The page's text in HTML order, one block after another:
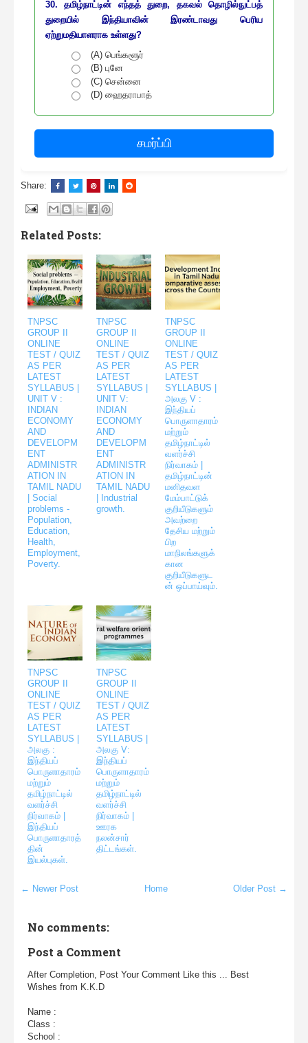
30. தமிழ்நாட்டின் எந்தத் துறை, தகவல் தொழில்நுட்பத்
துறையில் இந்தியாவின் இரண்டாவது பெரிய
ஏற்றுமதியாளராக உள்ளது?
(A) பெங்களூர்
(B) புனே
(C) சென்னை
(D) ஹைதராபாத்
சமர்ப்பி
Share:
Related Posts:
TNPSC
GROUP II
ONLINE
TEST / QUIZ
AS PER
LATEST
SYLLABUS |
UNIT V :
INDIAN
ECONOMY
AND
DEVELOPM
ENT
ADMINISTR
ATION IN
TAMIL NADU
| Social
problems -
Population,
Education,
Health,
Employment,
Poverty.
TNPSC
GROUP II
ONLINE
TEST / QUIZ
AS PER
LATEST
SYLLABUS |
UNIT V:
INDIAN
ECONOMY
AND
DEVELOPM
ENT
ADMINISTR
ATION IN
TAMIL NADU
| Industrial
growth.
TNPSC
GROUP II
ONLINE
TEST / QUIZ
AS PER
LATEST
SYLLABUS |
அலகு V :
இந்தியப்
பொருளாதாரம்
மற்றும்
தமிழ்நாட்டில்
வளர்ச்சி
நிர்வாகம் |
தமிழ்நாட்டின்
மனிதவள
மேம்பாட்டுக்
குறியீடுகளும்
அவற்றை
தேசிய மற்றும்
பிற
மாநிலங்களுக்
கான
குறியீடுகளுட
ன் ஒப்பாய்வும்.
TNPSC
GROUP II
ONLINE
TEST / QUIZ
AS PER
LATEST
SYLLABUS |
அலகு :
இந்தியப்
பொருளாதாரம்
மற்றும்
தமிழ்நாட்டில்
வளர்ச்சி
நிர்வாகம் |
இந்தியப்
பொருளாதாரத்
தின்
இயல்புகள்.
TNPSC
GROUP II
ONLINE
TEST / QUIZ
AS PER
LATEST
SYLLABUS |
அலகு V:
இந்தியப்
பொருளாதாரம்
மற்றும்
தமிழ்நாட்டில்
வளர்ச்சி
நிர்வாகம் |
ஊரக
நலன்சார்
திட்டங்கள்.
← Newer Post Older Post →
Home
No comments:
Post a Comment
After Completion, Post Your Comment Like this ... Best
Wishes from K.K.D
Name :
Class :
School :